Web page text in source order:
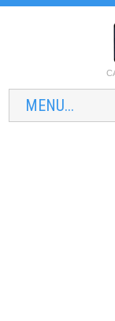
MENU...